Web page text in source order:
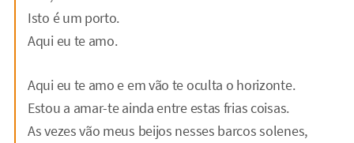
Isto é um porto.
Aqui eu te amo.
Aqui eu te amo e em vão te oculta o horizonte.
Estou a amar-te ainda entre estas frias coisas.
As vezes vão meus beijos nesses barcos solenes,